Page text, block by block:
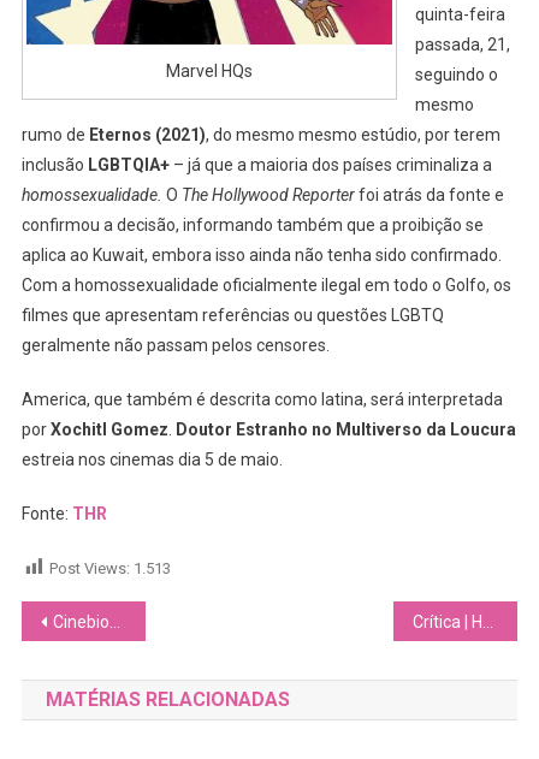
Marvel HQs
quinta-feira
passada, 21,
seguindo o
mesmo
rumo de Eternos (2021), do mesmo mesmo estúdio, por terem
inclusão LGBTQIA+– já que a maioria dos países criminaliza a
homossexualidade. O The Hollywood Reporterfoi atrás da fonte e
confirmou a decisão, informando também que a proibição se
aplica ao Kuwait, embora isso ainda não tenha sido confirmado.
Com a homossexualidade oficialmente ilegal em todo o Golfo, os
filmes que apresentam referências ou questões LGBTQ
geralmente não passam pelos censores.
America, que também é descrita como latina, será interpretada
porXochitl Gomez Doutor Estranho no Multiverso da Loucura
estreia nos cinemas dia 5 de maio.
Fonte: THR
Post Views: 1.513
Navegação
de
Post
Cinebiografia sobre a história de Marta está em desenvolvimento
MATÉRIAS RELACIONADAS